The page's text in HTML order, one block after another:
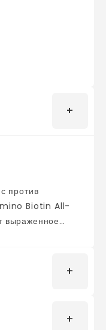
Biotin All-
выраженное
и не
и